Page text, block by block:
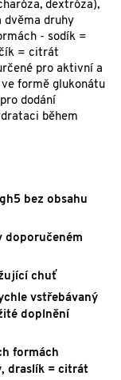
dextróza),
dvěma druhy
- sodík =
= citrát
pro aktivní a
formě glukonátu
dodání
během
bez obsahu
doporučeném
chuť
vstřebávaný
doplnění
formách
draslík = citrát